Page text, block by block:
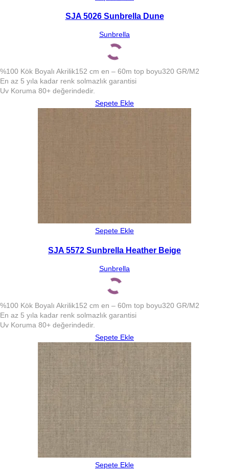
SJA 5026 Sunbrella Dune
Sunbrella
%100 Kök Boyalı Akrilik152 cm en – 60m top boyu320 GR/M2
En az 5 yıla kadar renk solmazlık garantisi
Uv Koruma 80+ değerindedir.
Sepete Ekle
Sepete Ekle
SJA 5572 Sunbrella Heather Beige
Sunbrella
%100 Kök Boyalı Akrilik152 cm en – 60m top boyu320 GR/M2
En az 5 yıla kadar renk solmazlık garantisi
Uv Koruma 80+ değerindedir.
Sepete Ekle
Sepete Ekle